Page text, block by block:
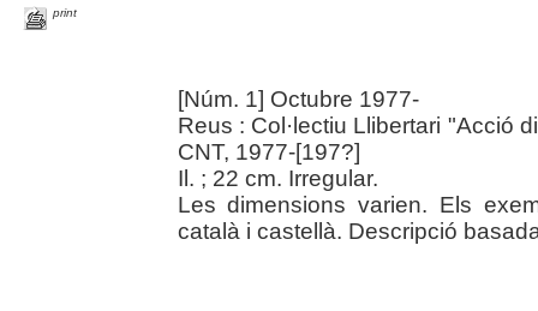
print
[Núm. 1] Octubre 1977-
Reus : Col·lectiu Llibertari "Acció
CNT, 1977-[197?]
Il. ; 22 cm. Irregular.
Les dimensions varien. Els
català i castellà. Descripció